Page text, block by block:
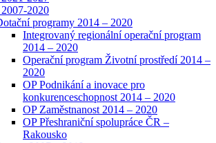
2020
programy 2014 – 2020
Integrovaný regionální operační program
2014 – 2020
Operační program Životní prostředí 2014 –
2020
OP Podnikání a inovace pro
konkurenceschopnost 2014 – 2020
OP Zaměstnanost 2014 – 2020
OP Přeshraniční spolupráce ČR –
Rakousko